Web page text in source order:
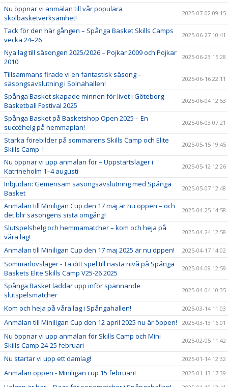
Nu öppnar vi anmälan till vår populära
skolbasketverksamhet!
2025-07-02 09:15
Tack för den här gången – Spånga Basket Skills Camps
vecka 24–26
2025-06-27 10:41
Nya lag till säsongen 2025/2026 – Pojkar 2009 och Pojkar
2010
2025-06-23 15:28
Tillsammans firade vi en fantastisk säsong –
säsongsavslutning i Solnahallen!
2025-06-16 22:11
Spånga Basket skapade minnen för livet i Göteborg
Basketball Festival 2025
2025-06-04 12:53
Spånga Basket på Basketshop Open 2025 – En
succéhelg på hemmaplan!
2025-06-03 07:21
Starka förebilder på sommarens Skills Camp och Elite
Skills Camp !
2025-05-15 19:45
Nu öppnar vi upp anmälan för – Uppstartsläger i
Katrineholm 1–4 augusti
2025-05-12 12:26
Inbjudan: Gemensam säsongsavslutning med Spånga
Basket
2025-05-07 12:48
Anmälan till Miniligan Cup den 17 maj är nu öppen – och
det blir säsongens sista omgång!
2025-04-25 14:58
Slutspelshelg och hemmamatcher – kom och heja på
våra lag!
2025-04-24 12:58
Anmälan till Miniligan Cup den 17 maj 2025 är nu öppen! 2025-04-17 14:02
Sommarlovsläger - Ta ditt spel till nästa nivå på Spånga
Baskets Elite Skills Camp V25-26 2025
2025-04-09 12:59
Spånga Basket laddar upp inför spännande
slutspelsmatcher
2025-04-04 10:35
Kom och heja på våra lag i Spångahallen! 2025-03-14 11:03
Anmälan till Miniligan Cup den 12 april 2025 nu är öppen! 2025-03-13 16:01
Nu öppnar vi upp anmälan för Skills Camp och Mini
Skills Camp 24-25 februari
2025-02-05 11:42
Nu startar vi upp ett damlag! 2025-01-14 12:32
Anmälan öppen - Miniligan cup 15 februari! 2025-01-13 17:39